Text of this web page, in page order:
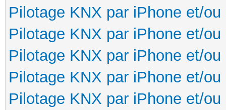
Pilotage KNX par iPhone et/ou
Pilotage KNX par iPhone et/ou
Pilotage KNX par iPhone et/ou
Pilotage KNX par iPhone et/ou
Pilotage KNX par iPhone et/ou